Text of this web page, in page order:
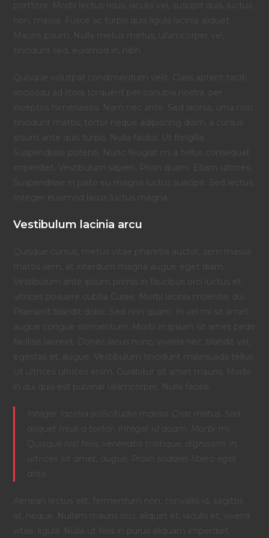
porttitor. Morbi lectus risus, iaculis vel, suscipit quis, luctus
non, massa. Fusce ac turpis quis ligula lacinia aliquet.
Mauris ipsum. Nulla metus metus, ullamcorper vel,
tincidunt sed, euismod in, nibh.
Quisque volutpat condimentum velit. Class aptent taciti
sociosqu ad litora torquent per conubia nostra, per
inceptos himenaeos. Nam nec ante. Sed lacinia, urna non
tincidunt mattis, tortor neque adipiscing diam, a cursus
ipsum ante quis turpis. Nulla facilisi. Ut fringilla.
Suspendisse potenti. Nunc feugiat mi a tellus consequat
imperdiet. Vestibulum sapien. Proin quam. Etiam ultrices.
Suspendisse in justo eu magna luctus suscipit. Sed lectus.
Integer euismod lacus luctus magna.
Vestibulum lacinia arcu
Quisque cursus, metus vitae pharetra auctor, sem massa
mattis sem, at interdum magna augue eget diam.
Vestibulum ante ipsum primis in faucibus orci luctus et
ultrices posuere cubilia Curae; Morbi lacinia molestie dui.
Praesent blandit dolor. Sed non quam. In vel mi sit amet
augue congue elementum. Morbi in ipsum sit amet pede
facilisis laoreet. Donec lacus nunc, viverra nec, blandit vel,
egestas et, augue. Vestibulum tincidunt malesuada tellus.
Ut ultrices ultrices enim. Curabitur sit amet mauris. Morbi
in dui quis est pulvinar ullamcorper. Nulla facilisi.
Integer lacinia sollicitudin massa. Cras metus. Sed
aliquet risus a tortor. Integer id quam. Morbi mi.
Quisque nisl felis, venenatis tristique, dignissim in,
ultrices sit amet, augue. Proin sodales libero eget
ante.
Aenean lectus elit, fermentum non, convallis id, sagittis
at, neque. Nullam mauris orci, aliquet et, iaculis et, viverra
vitae, ligula. Nulla ut felis in purus aliquam imperdiet.